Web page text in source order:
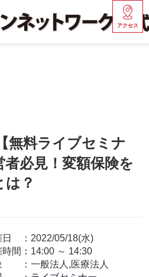
アクセス
無料ライブセミナ
必見！変額保険を
は？
2022/05/18(水)
間： 14:00～ 14:30
一般法人,医療法人